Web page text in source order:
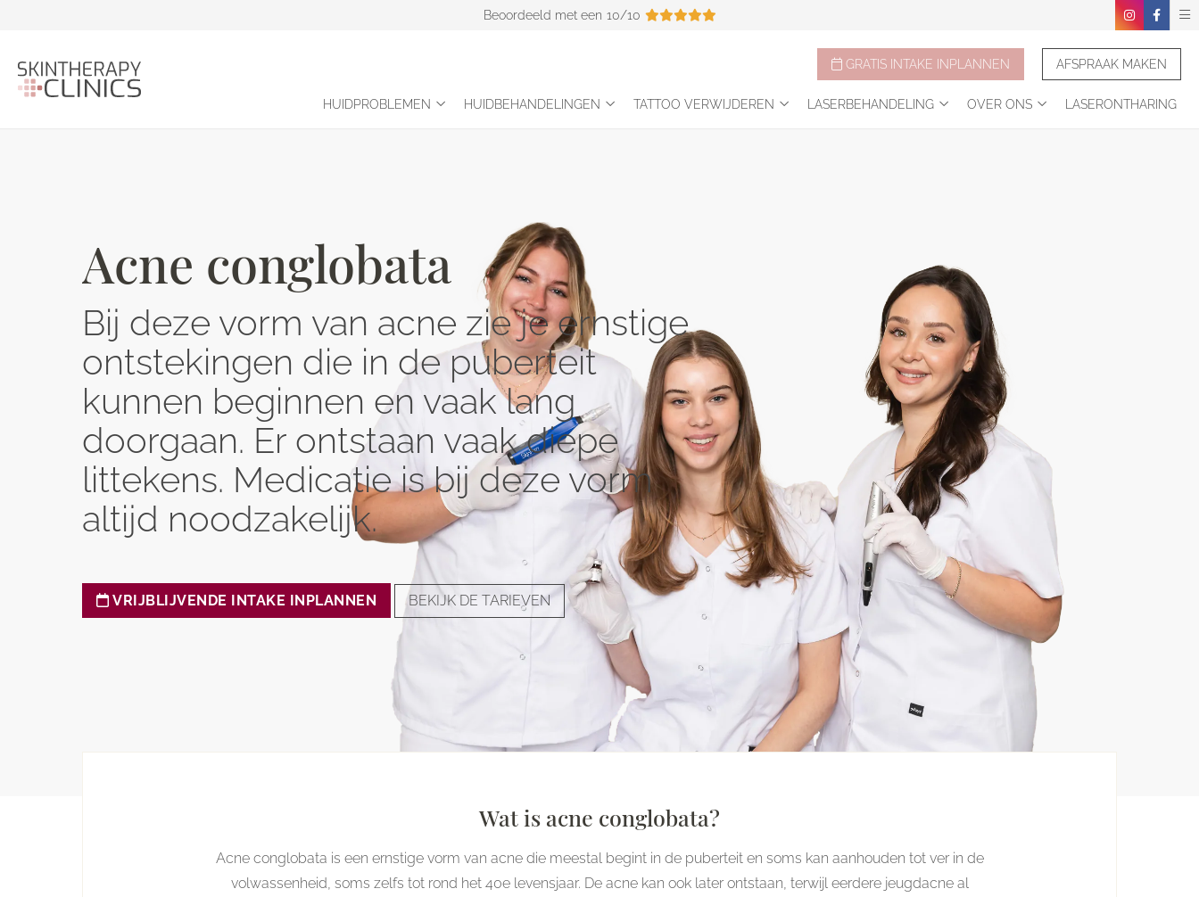
Beoordeeld met een 10/10
HUIDPROBLEMEN HUIDBEHANDELINGEN TATTOO VERWIJDEREN LASERBEHANDELING OVER ONS LASERONTHARING
GRATIS INTAKE INPLANNEN AFSPRAAK MAKEN
Acne conglobata
Bij deze vorm van acne zie je ernstige
ontstekingen die in de puberteit
kunnen beginnen en vaak lang
doorgaan. Er ontstaan vaak diepe
littekens. Medicatie is bij deze vorm
altijd noodzakelijk.
VRIJBLIJVENDE INTAKE INPLANNEN BEKIJK DE TARIEVEN
Wat is acne conglobata?
Acne conglobata is een ernstige vorm van acne die meestal begint in de puberteit en soms kan aanhouden tot ver in de
volwassenheid, soms zelfs tot rond het 40e levensjaar. De acne kan ook later ontstaan, terwijl eerdere jeugdacne al